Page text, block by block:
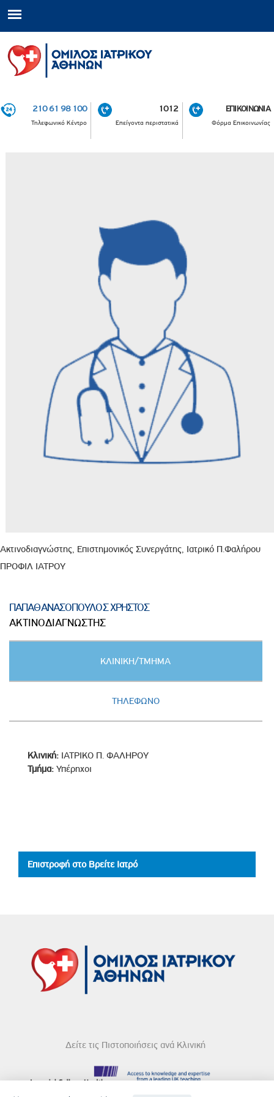
210 61 98 100
Τηλεφωνικό Κέντρο
1012
Επείγοντα περιστατικά
ΕΠΙΚΟΙΝΩΝΙΑ
Φόρμα Επικοινωνίας
Ακτινοδιαγνώστης, Επιστημονικός Συνεργάτης, Ιατρικό Π.Φαλήρου
ΠΡΟΦΙΛ ΙΑΤΡΟΥ
ΠΑΠΑΘΑΝΑΣΟΠΟΥΛΟΣ ΧΡΗΣΤΟΣ
ΑΚΤΙΝΟΔΙΑΓΝΩΣΤΗΣ
ΚΛΙΝΙΚΗ/ΤΜΗΜΑ
ΤΗΛΕΦΩΝΟ
Κλινική: ΙΑΤΡΙΚΟ Π. ΦΑΛΗΡΟΥ
Τμήμα: Υπέρηχοι
Επιστροφή στο Βρείτε Ιατρό
Δείτε τις Πιστοποιήσεις ανά Κλινική